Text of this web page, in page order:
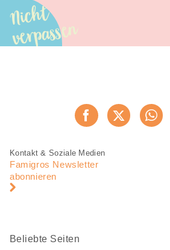
Nicht
verpassen
Jetzt
Fusszeile
Fusszeile
Navigation
Kontakt & Soziale Medien
Famigros Newsletter
abonnieren
Beliebte Seiten